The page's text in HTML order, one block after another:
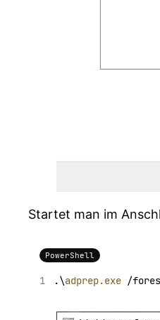
Startet man im
PowerShell
.\adprep.exe /